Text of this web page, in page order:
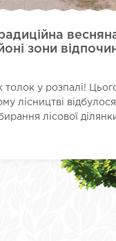
зони
толок у розпалі!
лісництві відбулося
лісової